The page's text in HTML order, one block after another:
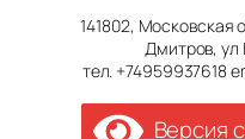
141802, Московская
Дмитров, ул
тел. +74959937618
Версия